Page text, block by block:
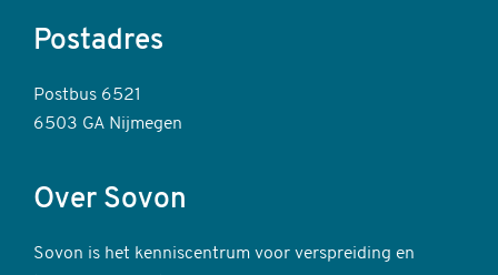
Postadres
Postbus 6521
6503 GA Nijmegen
Over Sovon
Sovon is het kenniscentrum voor verspreiding en